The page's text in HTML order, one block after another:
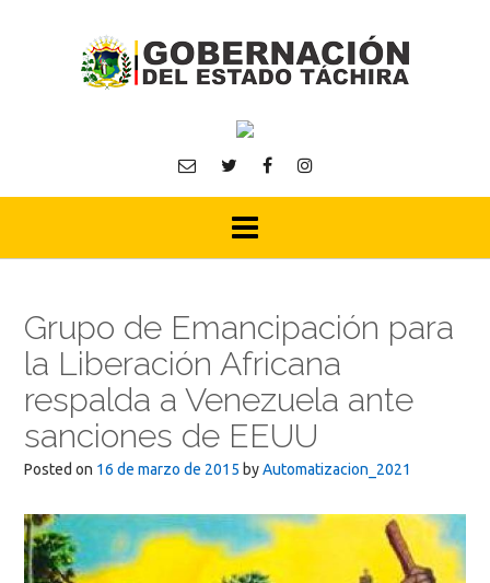
Grupo de Emancipación para
la Liberación Africana
respalda a Venezuela ante
sanciones de EEUU
Posted on 16 de marzo de 2015 byAutomatizacion_2021